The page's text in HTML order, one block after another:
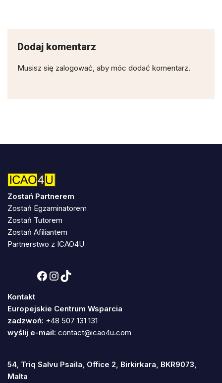
Dodaj komentarz
Musisz się zalogować , aby móc dodać komentarz.
Zostań Partnerem
Zostań Egzaminatorem
Zostań Tutorem
Zostań Afiliantem
Partnerstwo z ICAO4U
Kontakt
Europejskie Centrum Wsparcia
zadzwoń: +48 507 131 131
wyślij e-mail: contact@icao4u.com
54, Triq Salvu Psaila, Office 2, Birkirkara, BKR9073,
Malta